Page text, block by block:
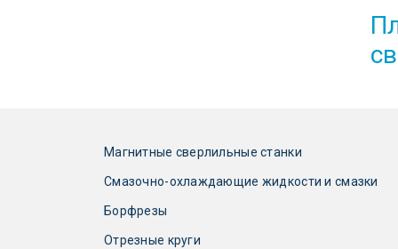
Магнитные сверлильные станки
Смазочно-охлаждающие жидкости и смазки
Борфрезы
Отрезные круги